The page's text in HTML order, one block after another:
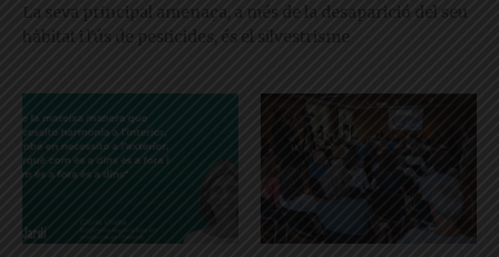
La seva principal amenaça, a més de la desaparició del seu
hàbitat i l'ús de pesticides, és el silvestrisme